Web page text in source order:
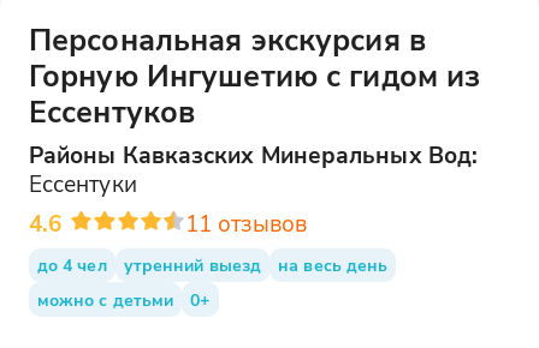
Персональная экскурсия в
Горную Ингушетию с гидом из
Ессентуков
Районы Кавказских Минеральных Вод:
Ессентуки
4.6
11 отзывов
до 4 чел утренний выезд
на весь день
можно с детьми
0+